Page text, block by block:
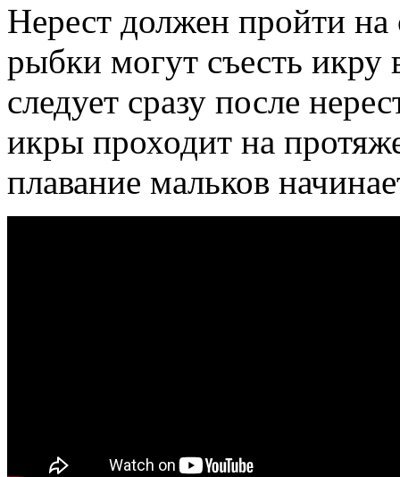
Нерест должен пройти
рыбки могут съесть
следует сразу после
икры проходит на
плавание мальков